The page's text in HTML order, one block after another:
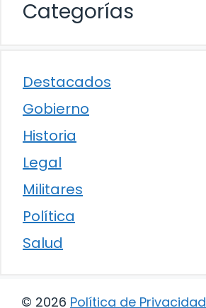
Categorías
Destacados
Gobierno
Historia
Legal
Militares
Política
Salud
© 2026 Política de Privacidad